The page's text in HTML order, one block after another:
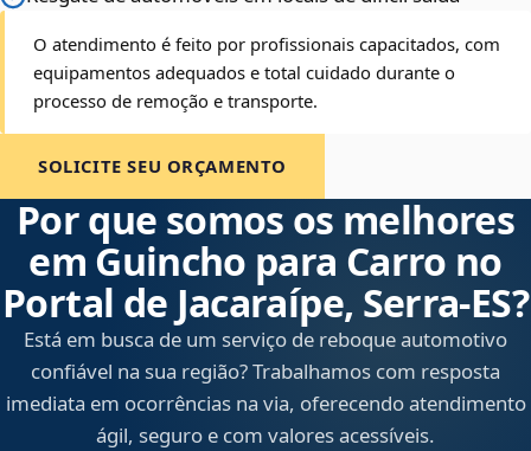
O atendimento é feito por profissionais capacitados, com
equipamentos adequados e total cuidado durante o
processo de remoção e transporte.
SOLICITE SEU ORÇAMENTO
Por que somos os melhores
em Guincho para Carro no
Portal de Jacaraípe, Serra‑ES?
Está em busca de um serviço de reboque automotivo
confiável na sua região? Trabalhamos com resposta
imediata em ocorrências na via, oferecendo atendimento
ágil, seguro e com valores acessíveis.